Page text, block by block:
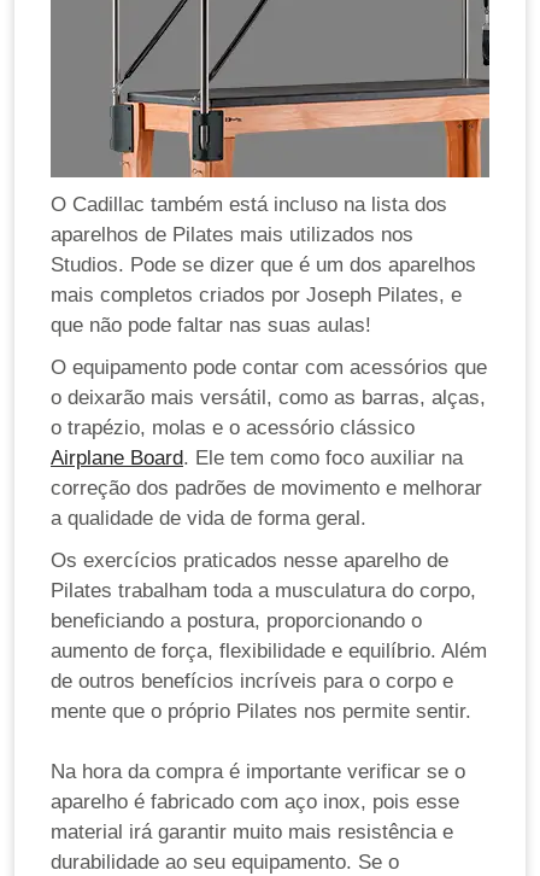
O Cadillac também está incluso na lista dos
aparelhos de Pilates mais utilizados nos
Studios. Pode se dizer que é um dos aparelhos
mais completos criados por Joseph Pilates, e
que não pode faltar nas suas aulas!
O equipamento pode contar com acessórios que
o deixarão mais versátil, como as barras, alças,
o trapézio, molas e o acessório clássico
Airplane Board. Ele tem como foco auxiliar na
correção dos padrões de movimento e melhorar
a qualidade de vida de forma geral.
Os exercícios praticados nesse aparelho de
Pilates trabalham toda a musculatura do corpo,
beneficiando a postura, proporcionando o
aumento de força, flexibilidade e equilíbrio. Além
de outros benefícios incríveis para o corpo e
mente que o próprio Pilates nos permite sentir.
Na hora da compra é importante verificar se o
aparelho é fabricado com aço inox, pois esse
material irá garantir muito mais resistência e
durabilidade ao seu equipamento. Se o